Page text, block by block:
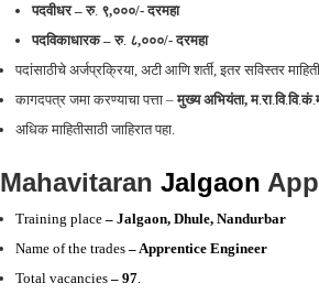
पदवीधर – रु. ९,०००/- दरमहा
पदविकाधारक –रु. ८,०००/- दरमहा
पदांसाठीचे अर्जप्रक्रिया, अटी आणि शर्ती, इतर सविस्तर
कागदपत्र जमा करण्याचा पत्ता –मुख्य अभियंता, म.रा.वि.वि.कं.
अधिक माहितीसाठी जाहिरात पहा.
Mahavitaran Jalgaon
Training place – Jalgaon, Dhule, Nandurbar
Name of the trades – Apprentice Engineer
Total vacancies– 97.